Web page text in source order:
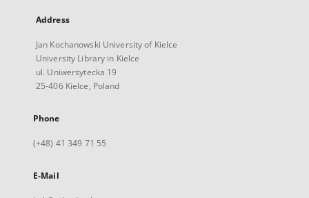
Address
Jan Kochanowski University of Kielce
University Library in Kielce
ul. Uniwersytecka 19
25-406 Kielce, Poland
Phone
(+48) 41 349 71 55
E-Mail